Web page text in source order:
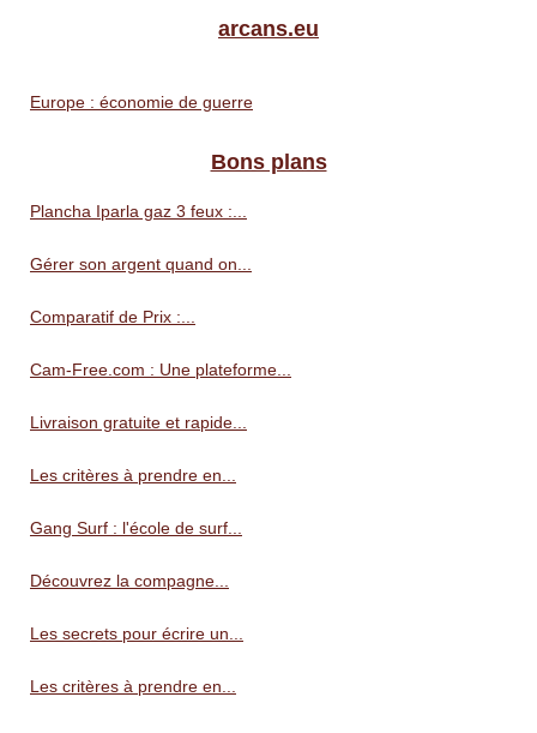
arcans.eu
Europe : économie de guerre
Bons plans
Plancha Iparla gaz 3 feux :...
Gérer son argent quand on...
Comparatif de Prix :...
Cam-Free.com : Une plateforme...
Livraison gratuite et rapide...
Les critères à prendre en...
Gang Surf : l'école de surf...
Découvrez la compagne...
Les secrets pour écrire un...
Les critères à prendre en...